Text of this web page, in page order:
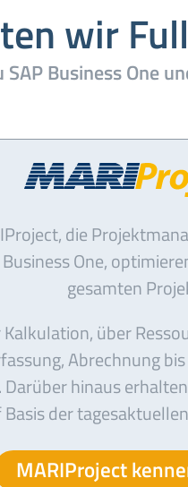
wir
Business One
die
Business One,
gesamten
über
Abrechnung
Darüber hinaus
Basis der
MARIProject